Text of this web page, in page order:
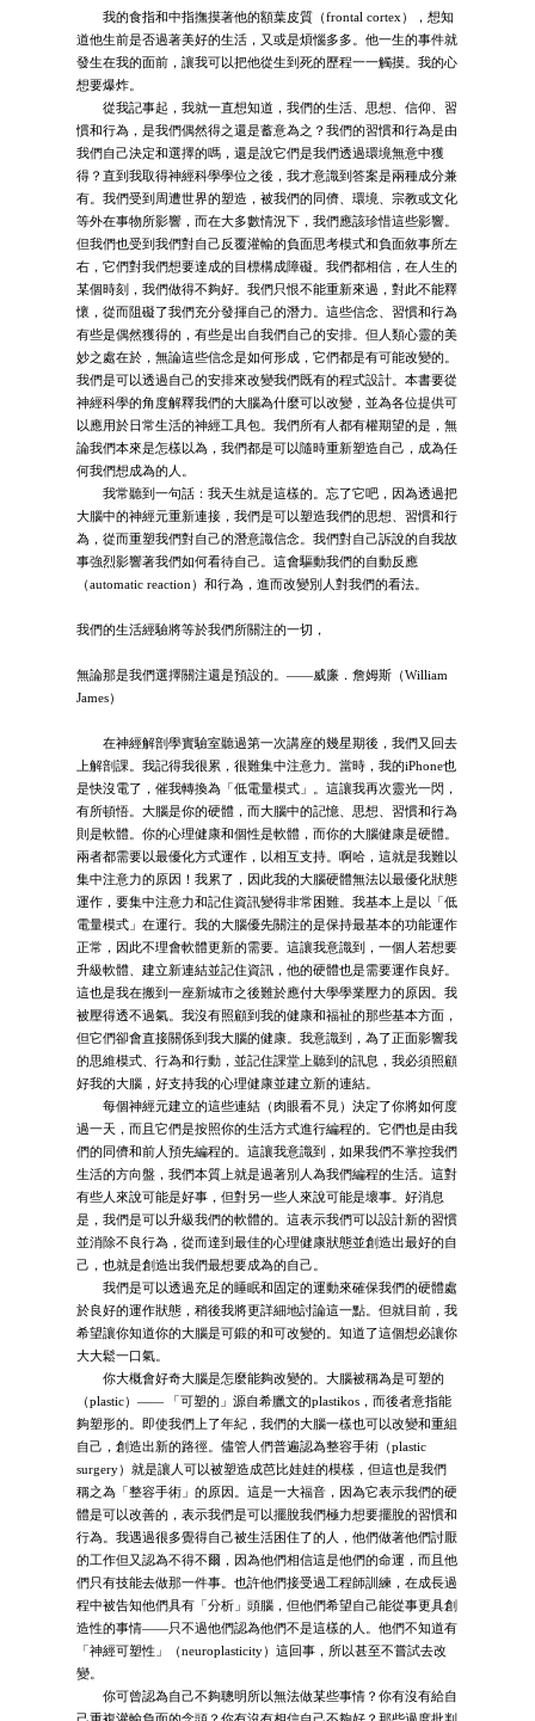
我的食指和中指撫摸著他的額葉皮質（frontal cortex），想知
道他生前是否過著美好的生活，又或是煩惱多多。他一生的事件就
發生在我的面前，讓我可以把他從生到死的歷程一一觸摸。我的心
想要爆炸。
從我記事起，我就一直想知道，我們的生活、思想、信仰、習
慣和行為，是我們偶然得之還是蓄意為之？我們的習慣和行為是由
我們自己決定和選擇的嗎，還是說它們是我們透過環境無意中獲
得？直到我取得神經科學學位之後，我才意識到答案是兩種成分兼
有。我們受到周遭世界的塑造，被我們的同儕、環境、宗教或文化
等外在事物所影響，而在大多數情況下，我們應該珍惜這些影響。
但我們也受到我們對自己反覆灌輸的負面思考模式和負面敘事所左
右，它們對我們想要達成的目標構成障礙。我們都相信，在人生的
某個時刻，我們做得不夠好。我們只恨不能重新來過，對此不能釋
懷，從而阻礙了我們充分發揮自己的潛力。這些信念、習慣和行為
有些是偶然獲得的，有些是出自我們自己的安排。但人類心靈的美
妙之處在於，無論這些信念是如何形成，它們都是有可能改變的。
我們是可以透過自己的安排來改變我們既有的程式設計。本書要從
神經科學的角度解釋我們的大腦為什麼可以改變，並為各位提供可
以應用於日常生活的神經工具包。我們所有人都有權期望的是，無
論我們本來是怎樣以為，我們都是可以隨時重新塑造自己，成為任
何我們想成為的人。
我常聽到一句話：我天生就是這樣的。忘了它吧，因為透過把
大腦中的神經元重新連接，我們是可以塑造我們的思想、習慣和行
為，從而重塑我們對自己的潛意識信念。我們對自己訴說的自我故
事強烈影響著我們如何看待自己。這會驅動我們的自動反應
（automatic reaction）和行為，進而改變別人對我們的看法。
我們的生活經驗將等於我們所關注的一切，
無論那是我們選擇關注還是預設的。——威廉．詹姆斯（William
James）
在神經解剖學實驗室聽過第一次講座的幾星期後，我們又回去
上解剖課。我記得我很累，很難集中注意力。當時，我的iPhone也
是快沒電了，催我轉換為「低電量模式」。這讓我再次靈光一閃，
有所頓悟。大腦是你的硬體，而大腦中的記憶、思想、習慣和行為
則是軟體。你的心理健康和個性是軟體，而你的大腦健康是硬體。
兩者都需要以最優化方式運作，以相互支持。啊哈，這就是我難以
集中注意力的原因！我累了，因此我的大腦硬體無法以最優化狀態
運作，要集中注意力和記住資訊變得非常困難。我基本上是以「低
電量模式」在運行。我的大腦優先關注的是保持最基本的功能運作
正常，因此不理會軟體更新的需要。這讓我意識到，一個人若想要
升級軟體、建立新連結並記住資訊，他的硬體也是需要運作良好。
這也是我在搬到一座新城市之後難於應付大學學業壓力的原因。我
被壓得透不過氣。我沒有照顧到我的健康和福祉的那些基本方面，
但它們卻會直接關係到我大腦的健康。我意識到，為了正面影響我
的思維模式、行為和行動，並記住課堂上聽到的訊息，我必須照顧
好我的大腦，好支持我的心理健康並建立新的連結。
每個神經元建立的這些連結（肉眼看不見）決定了你將如何度
過一天，而且它們是按照你的生活方式進行編程的。它們也是由我
們的同儕和前人預先編程的。這讓我意識到，如果我們不掌控我們
生活的方向盤，我們本質上就是過著別人為我們編程的生活。這對
有些人來說可能是好事，但對另一些人來說可能是壞事。好消息
是，我們是可以升級我們的軟體的。這表示我們可以設計新的習慣
並消除不良行為，從而達到最佳的心理健康狀態並創造出最好的自
己，也就是創造出我們最想要成為的自己。
我們是可以透過充足的睡眠和固定的運動來確保我們的硬體處
於良好的運作狀態，稍後我將更詳細地討論這一點。但就目前，我
希望讓你知道你的大腦是可鍛的和可改變的。知道了這個想必讓你
大大鬆一口氣。
你大概會好奇大腦是怎麼能夠改變的。大腦被稱為是可塑的
（plastic）—— 「可塑的」源自希臘文的plastikos，而後者意指能
夠塑形的。即使我們上了年紀，我們的大腦一樣也可以改變和重組
自己，創造出新的路徑。儘管人們普遍認為整容手術（plastic
surgery）就是讓人可以被塑造成芭比娃娃的模樣，但這也是我們
稱之為「整容手術」的原因。這是一大福音，因為它表示我們的硬
體是可以改善的，表示我們是可以擺脫我們極力想要擺脫的習慣和
行為。我遇過很多覺得自己被生活困住了的人，他們做著他們討厭
的工作但又認為不得不爾，因為他們相信這是他們的命運，而且他
們只有技能去做那一件事。也許他們接受過工程師訓練，在成長過
程中被告知他們具有「分析」頭腦，但他們希望自己能從事更具創
造性的事情——只不過他們認為他們不是這樣的人。他們不知道有
「神經可塑性」（neuroplasticity）這回事，所以甚至不嘗試去改
變。
你可曾認為自己不夠聰明所以無法做某些事情？你有沒有給自